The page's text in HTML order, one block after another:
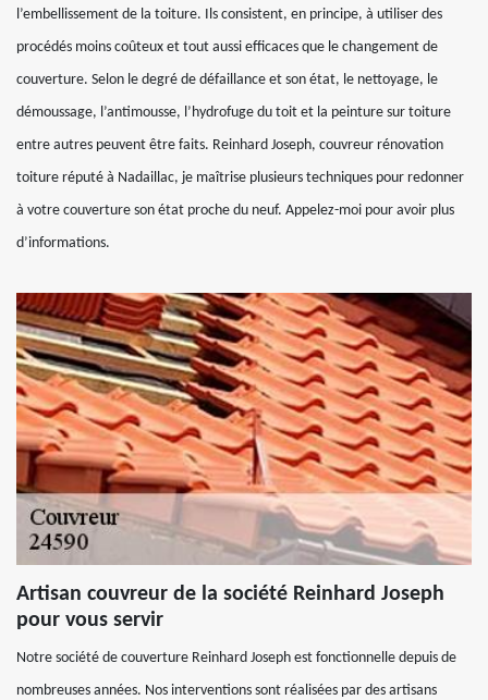
l’embellissement de la toiture. Ils consistent, en principe, à utiliser des
procédés moins coûteux et tout aussi efficaces que le changement de
couverture. Selon le degré de défaillance et son état, le nettoyage, le
démoussage, l’antimousse, l’hydrofuge du toit et la peinture sur toiture
entre autres peuvent être faits. Reinhard Joseph, couvreur rénovation
toiture réputé à Nadaillac, je maîtrise plusieurs techniques pour redonner
à votre couverture son état proche du neuf. Appelez-moi pour avoir plus
d’informations.
Artisan couvreur de la société Reinhard Joseph
pour vous servir
Notre société de couverture Reinhard Joseph est fonctionnelle depuis de
nombreuses années. Nos interventions sont réalisées par des artisans